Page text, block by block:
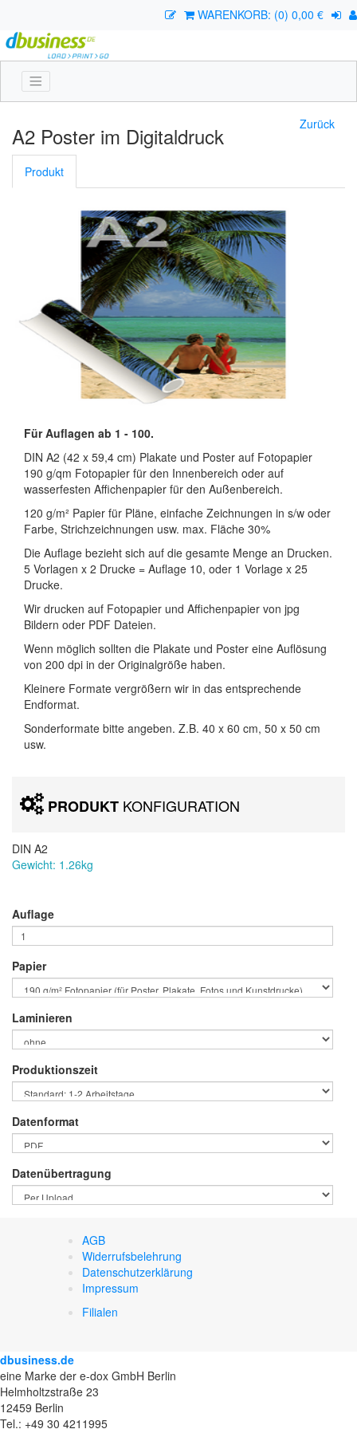
WARENKORB: (0) 0,00 €
Zurück
A2 Poster im Digitaldruck
Produkt
Für Auflagen ab 1 - 100.
DIN A2 (42 x 59,4 cm) Plakate und Poster auf Fotopapier
190 g/qm Fotopapier für den Innenbereich oder auf
wasserfesten Affichenpapier für den Außenbereich.
120 g/m² Papier für Pläne, einfache Zeichnungen in s/w oder
Farbe, Strichzeichnungen usw. max. Fläche 30%
Die Auflage bezieht sich auf die gesamte Menge an Drucken.
5 Vorlagen x 2 Drucke = Auflage 10, oder 1 Vorlage x 25
Drucke.
Wir drucken auf Fotopapier und Affichenpapier von jpg
Bildern oder PDF Dateien.
Wenn möglich sollten die Plakate und Poster eine Auflösung
von 200 dpi in der Originalgröße haben.
Kleinere Formate vergrößern wir in das entsprechende
Endformat.
Sonderformate bitte angeben. Z.B. 40 x 60 cm, 50 x 50 cm
usw.
PRODUKT KONFIGURATION
DIN A2
Gewicht: 1.26kg
Auflage
Papier
Laminieren
Produktionszeit
Datenformat
Datenübertragung
AGB
Widerrufsbelehrung
Datenschutzerklärung
Impressum
Filialen
dbusiness.de
eine Marke der e-dox GmbH Berlin
Helmholtzstraße 23
12459 Berlin
Tel.: +49 30 4211995